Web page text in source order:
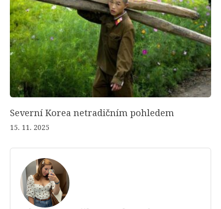
Severní Korea netradičním pohledem
15. 11. 2025